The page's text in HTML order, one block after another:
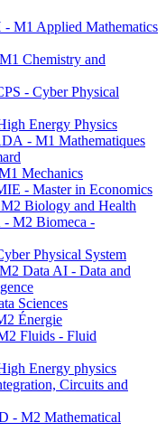
M1 Applied Mathematics
Chemistry and
- Cyber Physical
Energy Physics
- M1 Mathematiques
Mechanics
- Master in Economics
Biology and Health
M2 Biomeca -
Physical System
Data AI - Data and
Sciences
Énergie
Fluids - Fluid
Energy physics
Circuits and
- M2 Mathematical